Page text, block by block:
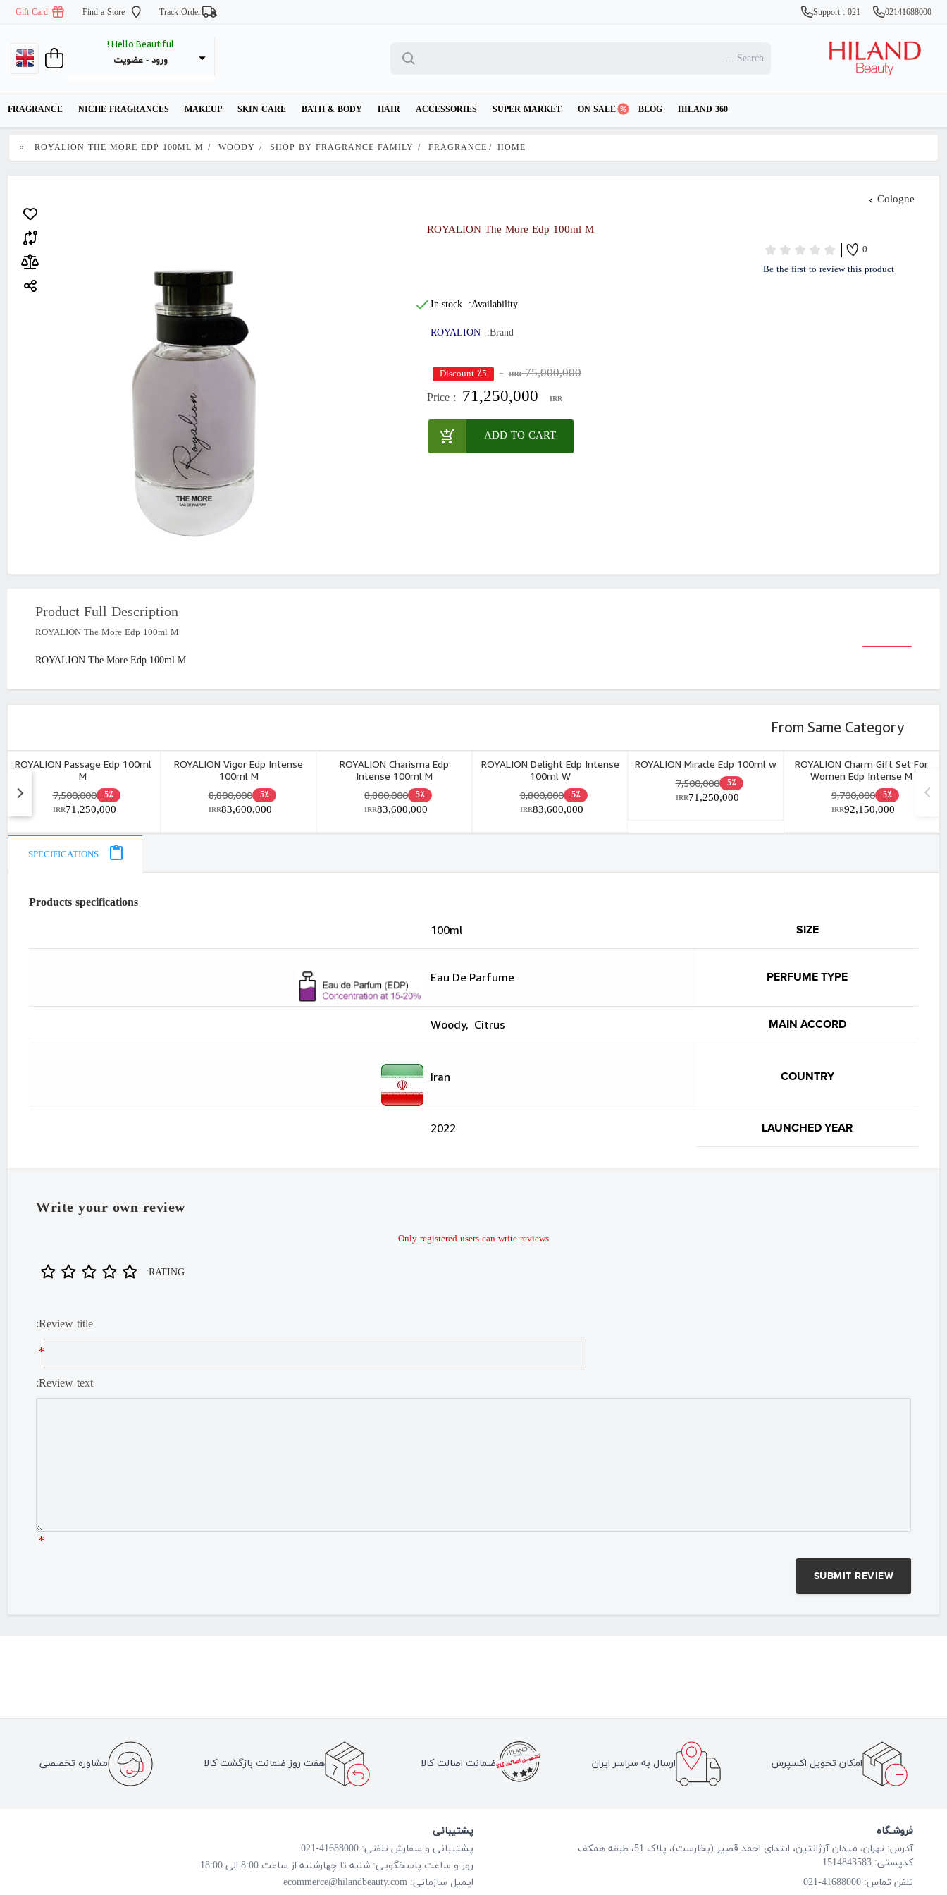
Support : 021 02141688000
Track Order
Find a Store
Gift Card
Hello Beautiful !
ورود - عضویت
FRAGRANCE NICHE FRAGRANCES MAKEUP SKIN CARE BATH & BODY HAIR ACCESSORIES SUPER MARKET ON SALE BLOG HILAND 360
HOME
/
FRAGRANCE
/
SHOP BY FRAGRANCE FAMILY
/
WOODY
/
ROYALION THE MORE EDP 100ML M
Cologne
ROYALION The More Edp 100ml M
0
Be the first to review this product
Availability:
In stock
Brand:
ROYALION
75,000,000
IRR ٪5 Discount
Price : 71,250,000 IRR
ADD TO CART
Product Full Description
ROYALION The More Edp 100ml M
ROYALION The More Edp 100ml M
From Same Category
ROYALION Passage Edp 100ml
M
5٪ 7,500,000
71,250,000
IRR
ROYALION Vigor Edp Intense
100ml M
5٪ 8,800,000
83,600,000
IRR
ROYALION Charisma Edp
Intense 100ml M
5٪ 8,800,000
83,600,000
IRR
ROYALION Delight Edp Intense
100ml W
5٪ 8,800,000
83,600,000
IRR
ROYALION Miracle Edp 100ml w
5٪ 7,500,000
71,250,000
IRR
ROYALION Charm Gift Set For
Women Edp Intense M
5٪ 9,700,000
92,150,000
IRR
SPECIFICATIONS
Products specifications
SIZE
100ml
PERFUME TYPE
Eau De Parfume
MAIN ACCORD
Woody, Citrus
COUNTRY
Iran
LAUNCHED YEAR
2022
Write your own review
Only registered users can write reviews
RATING:
Review title:
*
Review text:
*
امکان تحویل اکسپرس ارسال به سراسر ایران ضمانت اصالت کالا هفت روز ضمانت بازگشت کالا مشاوره تخصصی
فروشـگاه
آدرس: تهران، میدان آرژانتین، ابتدای احمد قصیر (بخارست)، پلاک 51، طبقه همکف
کدپستی: 1514843583
تلفن تماس: 41688000-021
پشتیبانی
پشتیبانی و سفارش تلفنی: 41688000-021
روز و ساعت پاسخگویی: شنبه تا چهارشنبه از ساعت 8:00 الی 18:00
ایمیل سازمانی: ecommerce@hilandbeauty.com